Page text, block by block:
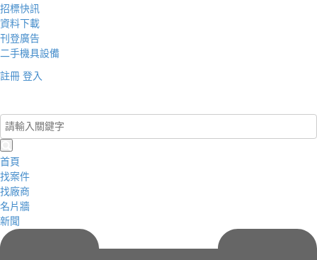
招標快訊
資料下載
刊登廣告
二手機具設備
註冊 登入
首頁
找案件
找廠商
名片牆
新聞